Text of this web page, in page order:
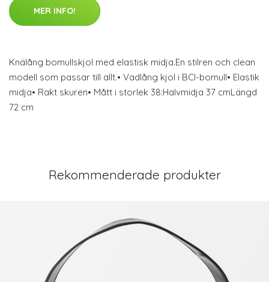
MER INFO!
Knälång bomullskjol med elastisk midja.En stilren och clean
modell som passar till allt.• Vadlång kjol i BCI-bomull• Elastik
midja• Rakt skuren• Mått i storlek 38:Halvmidja 37 cmLängd
72 cm
Rekommenderade produkter